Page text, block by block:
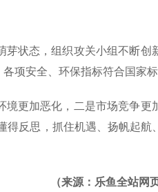
状态，组织攻关小组不断创
项安全、环保指标符合国家标
更加恶化，二是市场竞争更
得反思，抓住机遇、扬帆起航
（来源：乐鱼全站网